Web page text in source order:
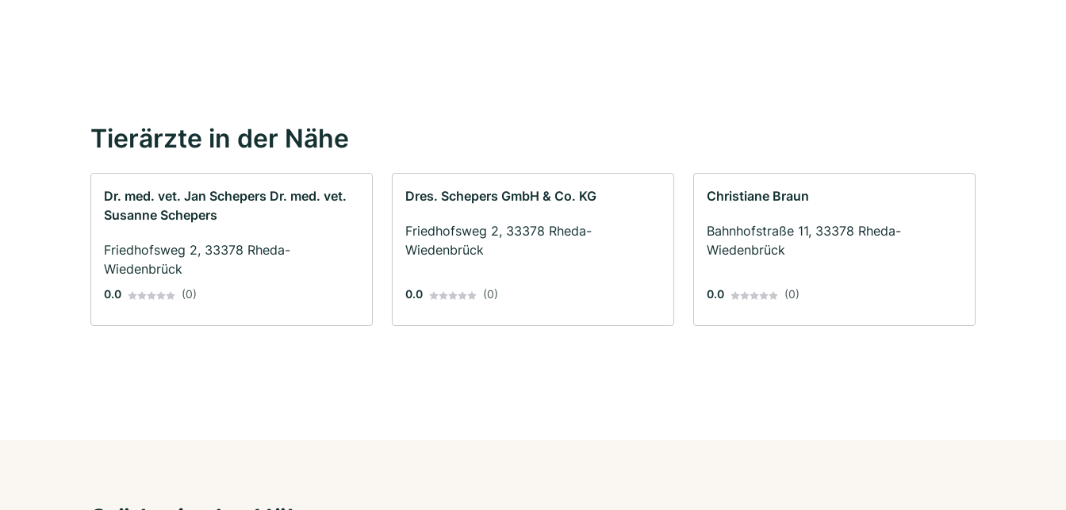
Tierärzte in der Nähe
Dr. med. vet. Jan Schepers Dr. med. vet.
Susanne Schepers
Friedhofsweg 2, 33378 Rheda-
Wiedenbrück
0.0 (0)
Dres. Schepers GmbH & Co. KG
Friedhofsweg 2, 33378 Rheda-
Wiedenbrück
0.0 (0)
Christiane Braun
Bahnhofstraße 11, 33378 Rheda-
Wiedenbrück
0.0 (0)